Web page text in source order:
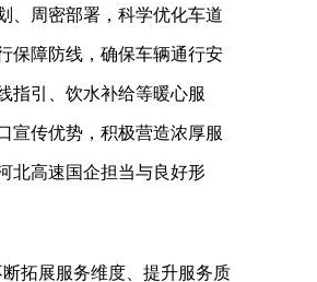
、周密部署，科学优化车道
保障防线，确保车辆通行安
指引、饮水补给等暖心服
宣传优势，积极营造浓厚服
北高速国企担当与良好形
拓展服务维度、提升服务质